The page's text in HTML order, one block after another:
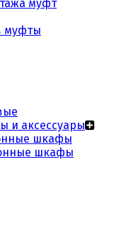
муфт
муфты
и аксессуары
шкафы
шкафы